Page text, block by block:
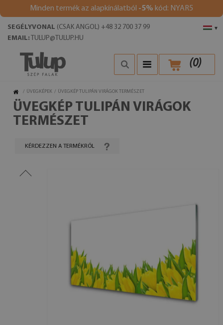
Minden termék az alapkínálatból -5% kód: NYAR5
▾
SEGÉLYVONAL (CSAK ANGOL) +48 32 700 37 99
EMAIL: TULUP@TULUP.HU
(0)
/ ÜVEGKÉPEK / ÜVEGKÉP TULIPÁN VIRÁGOK TERMÉSZET
ÜVEGKÉP TULIPÁN VIRÁGOK
TERMÉSZET
KÉRDEZZEN A TERMÉKRŐL